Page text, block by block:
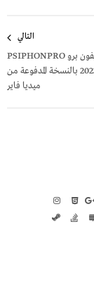
التالي
تحميل سايفون برو PSIPHONPRO
مهكر 2023 بالنسخة المدفوعة من
ميديا فاير